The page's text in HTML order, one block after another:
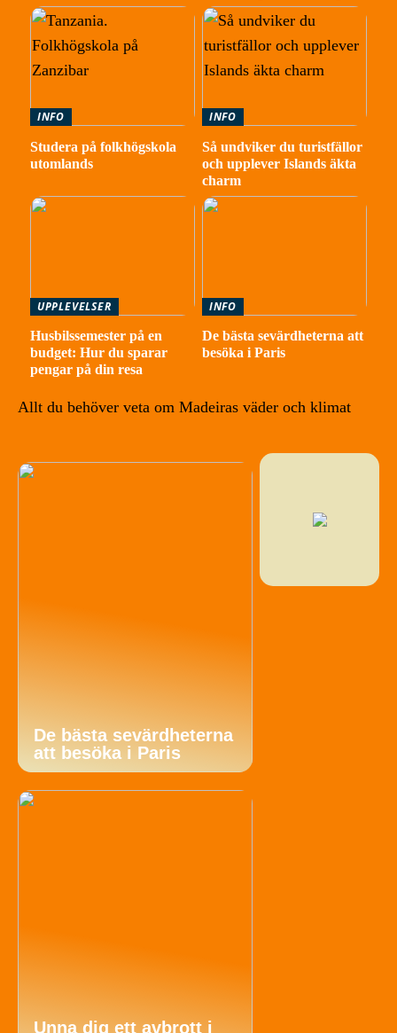
INFO
Studera på folkhögskola
utomlands
INFO
Så undviker du turistfällor
och upplever Islands äkta
charm
UPPLEVELSER
Husbilssemester på en
budget: Hur du sparar
pengar på din resa
INFO
De bästa sevärdheterna att
besöka i Paris
Allt du behöver veta om Madeiras väder och klimat
De bästa sevärdheterna
att besöka i Paris
Unna dig ett avbrott i